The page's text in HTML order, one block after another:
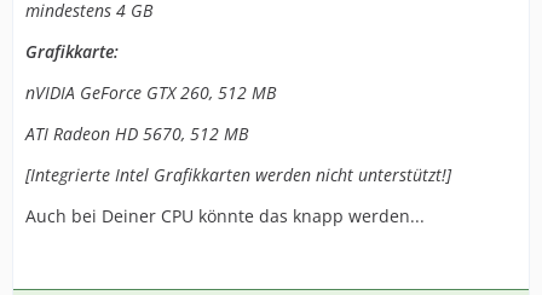
mindestens 4 GB
Grafikkarte:
nVIDIA GeForce GTX 260, 512 MB
ATI Radeon HD 5670, 512 MB
[Integrierte Intel Grafikkarten werden nicht unterstützt!]
Auch bei Deiner CPU könnte das knapp werden...